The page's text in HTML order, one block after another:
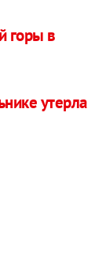
горы в
утерла